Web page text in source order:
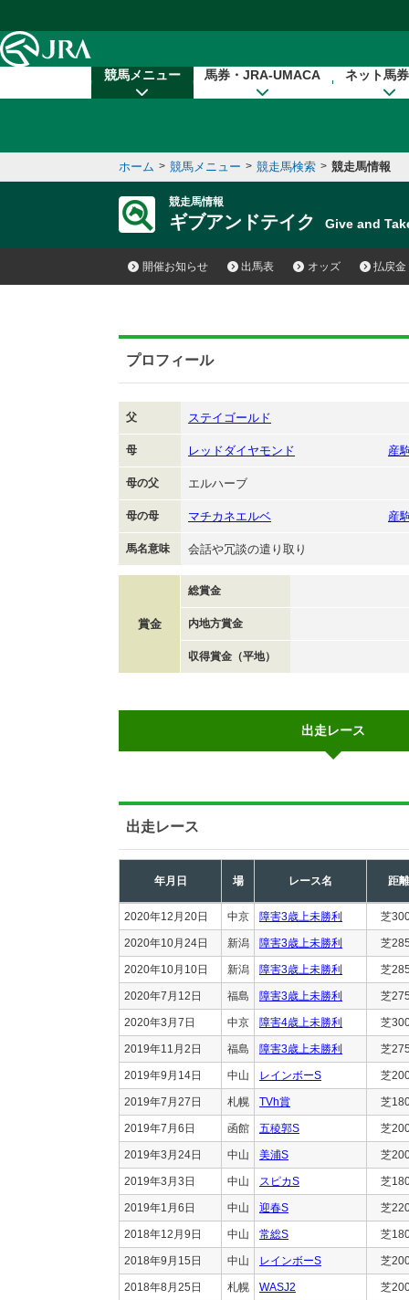
競馬メニュー 馬券・JRA-UMACA ネット馬
ホーム > 競馬メニュー > 競走馬検索 > 競走馬情報
競走馬情報
ギブアンドテイク Give and
開催お知らせ 出馬表 オッズ 払戻金
プロフィール
父 ステイゴールド
母 レッドダイヤモンド 産
母の父 エルハーブ
母の母 マチカネエルベ 産
馬名意味 会話や冗談の遣り取り
賞金
総賞金
内地方賞金
収得賞金（平地）
出走レース
出走レース
年月日 場 レース名 距離
2020年12月20日 中京 障害3歳上未勝利 芝
2020年10月24日 新潟 障害3歳上未勝利 芝
2020年10月10日 新潟 障害3歳上未勝利 芝
2020年7月12日 福島 障害3歳上未勝利 芝
2020年3月7日 中京 障害4歳上未勝利 芝
2019年11月2日 福島 障害3歳上未勝利 芝
2019年9月14日 中山 レインボーS 芝
2019年7月27日 札幌 TVh賞 芝
2019年7月6日 函館 五稜郭S 芝
2019年3月24日 中山 美浦S 芝
2019年3月3日 中山 スピカS 芝
2019年1月6日 中山 迎春S 芝
2018年12月9日 中山 常総S 芝
2018年9月15日 中山 レインボーS 芝
2018年8月25日 札幌 WASJ2 芝